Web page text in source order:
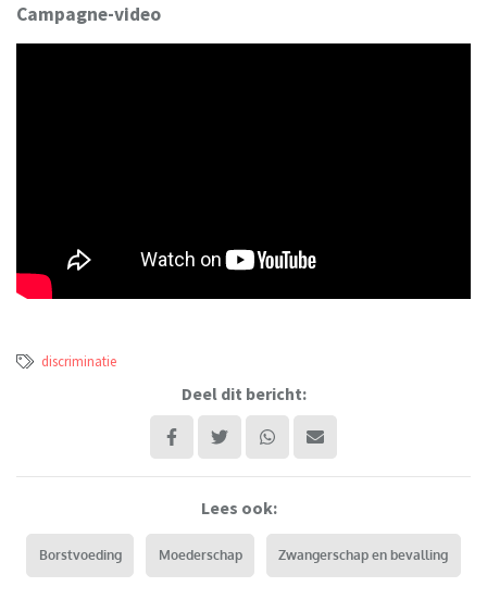
Campagne-video
discriminatie
Deel dit bericht:
Lees ook:
Borstvoeding Moederschap Zwangerschap en bevalling